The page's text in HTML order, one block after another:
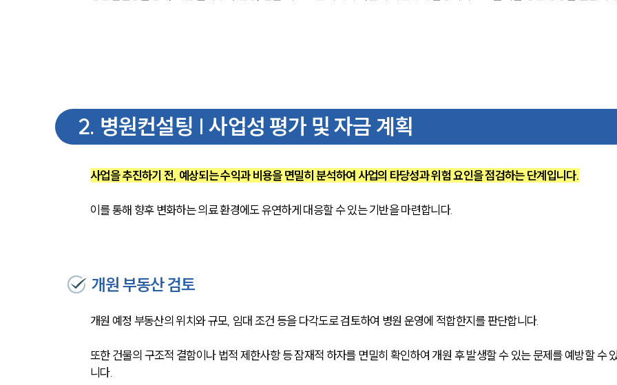
2. 병원컨설팅 | 사업성 평가 및 자금 계획
사업을 추진하기 전, 예상되는 수익과 비용을 면밀히 분석하여 사업의 타당성과 위험 요인을 점검하는 단계입니다.
이를 통해 향후 변화하는 의료 환경에도 유연하게 대응할 수 있는 기반을 마련합니다.
개원 부동산 검토
개원 예정 부동산의 위치와 규모, 임대 조건 등을 다각도로 검토하여 병원 운영에 적합한지를 판단합니다.
또한 건물의 구조적 결함이나 법적 제한사항 등 잠재적 하자를 면밀히 확인하여 개원 후 발생할 수 있는 문제를 예방할 수
니다.